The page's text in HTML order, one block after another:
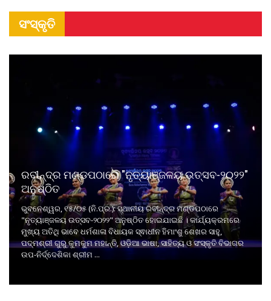
ସଂସ୍କୃତି
ରବୀନ୍ଦ୍ର ମଣ୍ଡପଠାରେ "ନୃତ୍ୟାଞ୍ଜଳୟ ଉତ୍ସବ-୨୦୨୨"
ଅନୁଷ୍ଠିତ
ଭୁବନେଶ୍ୱର, ୧୫/୦୫ (ନି.ପ୍ର.): ସ୍ଥାନୀୟ ରବୀନ୍ଦ୍ର ମଣ୍ଡପଠାରେ
"ନୃତ୍ୟାଞ୍ଜଳୟ ଉତ୍ସବ-୨୦୨୨" ଅନୁଷ୍ଠିତ ହୋଇଯାଇଛି । କାର୍ଯ୍ୟକ୍ରମରେ
ମୁଖ୍ୟ ଅତିଥି ଭାବେ ଧର୍ମଶାଳା ବିଧାୟକ ସ୍ଵାଧୀନ ହିମାଂଶୁ ଶେଖର ସାହୁ,
ପଦ୍ମଶ୍ରୀ ଗୁରୁ କୁମକୁମ ମହାନ୍ତି, ଓଡ଼ିଆ ଭାଷା, ସାହିତ୍ୟ ଓ ସଂସ୍କୃତି ବିଭାଗର
ଉପ-ନିର୍ଦ୍ଦେଶିକା ଶ୍ରୀମ ...